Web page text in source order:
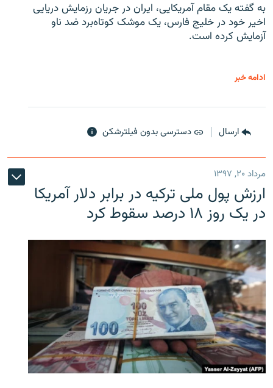
به گفته یک مقام آمریکایی، ایران در جریان رزمایش دریایی
اخیر خود در خلیج فارس، یک موشک کوتاه‌برد ضد ناو
آزمایش کرده است.
ادامه خبر
ارسال دسترسی بدون فیلترشکن
مرداد ۲۰, ۱۳۹۷
ارزش پول ملی ترکیه در برابر دلار آمریکا
در یک روز ۱۸ درصد سقوط کرد